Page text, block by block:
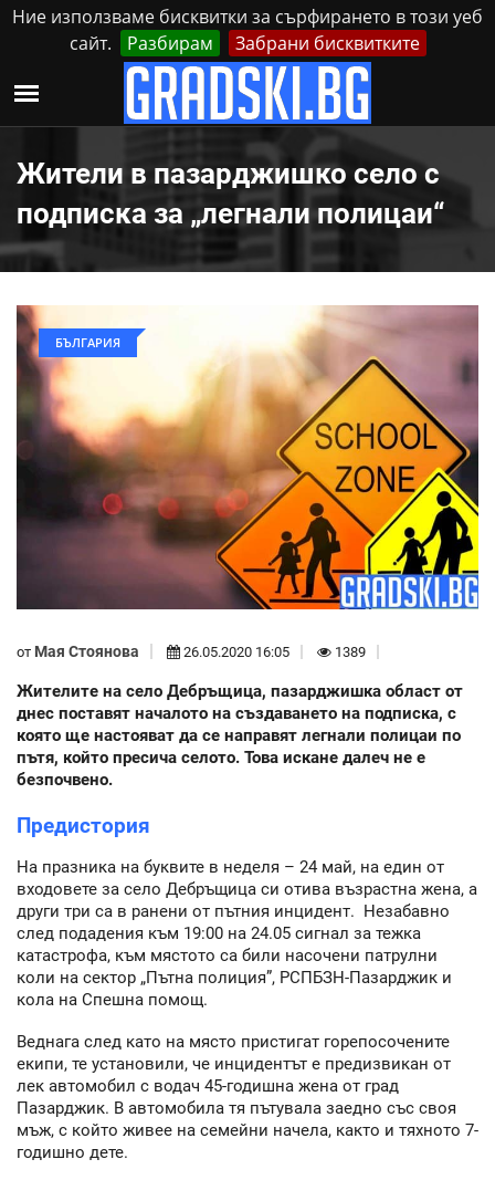
Ние използваме бисквитки за сърфирането в този уеб
сайт.
Разбирам Забрани бисквитките
Събота, 8 Август, 2026 Реклама Контакти
Жители в пазарджишко село с
подписка за „легнали полицаи“
БЪЛГАРИЯ
от Мая Стоянова 26.05.2020 16:05 1389
Жителите на село Дебръщица, пазарджишка област от
днес поставят началото на създаването на подписка, с
която ще настояват да се направят легнали полицаи по
пътя, който пресича селото. Това искане далеч не е
безпочвено.
Предистория
На празника на буквите в неделя – 24 май, на един от
входовете за село Дебръщица си отива възрастна жена, а
други три са в ранени от пътния инцидент. Незабавно
след подадения към 19:00 на 24.05 сигнал за тежка
катастрофа, към мястото са били насочени патрулни
коли на сектор „Пътна полиция”, РСПБЗН-Пазарджик и
кола на Спешна помощ.
Веднага след като на място пристигат горепосочените
екипи, те установили, че инцидентът е предизвикан от
лек автомобил с водач 45-годишна жена от град
Пазарджик. В автомобила тя пътувала заедно със своя
мъж, с който живее на семейни начела, както и тяхното 7-
годишно дете.